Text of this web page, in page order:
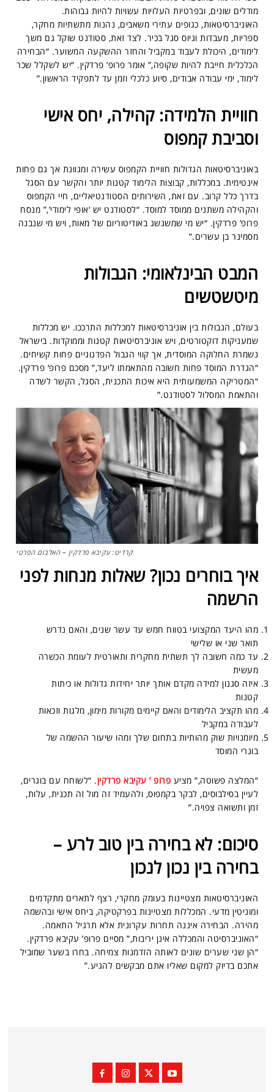
מודלים שונים, ובפרטיות העלויות עשויות להיות גבוהות.
האוניברסיטאות, כגופים עתירי משאבים, נהנות מתשתיות מחקר,
ספריות, מעבדות וגיוס סגל בכיר. לצד זאת, סטודנט שוקל גם משך
לימודים, היכולת לעבוד במקביל והחזר ההשקעה המשוער. “הבחירה
הכלכלית חייבת להיות שקופה,” אומר פרופ’ פרדקין. “יש לשקלל שכר
לימוד, ימי עבודה אבודים, סיוע כלכלי וזמן עד לתפקיד הראשון.”
חוויית הלמידה: קהילה, יחס אישי
וסביבת קמפוס
באוניברסיטאות הגדולות חוויית הקמפוס עשירה ומגוונת אך גם פחות
אינטימית. במכללות, קבוצות הלימוד קטנות יותר והקשר עם הסגל
בדרך כלל קרוב. עם זאת, השירותים הסטודנטיאליים, חיי הקמפוס
והקהילה משתנים ממוסד למוסד. “לסטודנט יש ‘אופי לימודי’,” מנסח
פרופ’ פרדקין. “יש מי שמשגשג באודיטוריום של מאות, ויש מי שנבנה
מסמינר בן עשרים.”
המבט הבינלאומי: הגבולות
מיטשטשים
בעולם, הגבולות בין אוניברסיטאות למכללות התרככו. יש מכללות
שמעניקות דוקטורטים, ויש אוניברסיטאות קטנות וממוקדות. בישראל
נשמרת החלוקה המוסדית, אך קווי הגבול הפדגוגיים פחות קשיחים.
“הגדרת המוסד פחות חשובה מהתאמתו ליעד,” מסכם פרופ’ פרדקין.
“המטריקה המשמעותית היא איכות התכנית, הסגל, הקשר לשדה
והתאמת המסלול לסטודנט.”
קרדיט: עקיבא פרדקין – האלבום הפרטי
איך בוחרים נכון? שאלות מנחות לפני
הרשמה
מהו היעד המקצועי בטווח חמש עד עשר שנים, והאם נדרש
תואר שני או שלישי
עד כמה חשובה לך תשתית מחקרית ותאורטית לעומת הכשרה
מעשית
איזה סגנון למידה מקדם אותך יותר יחידות גדולות או כיתות
קטנות
מהו תקציב הלימודים והאם קיימים מקורות מימון, מלגות וזכאות
לעבודה במקביל
מיומנויות שוק מהותיות בתחום שלך ומהו שיעור ההשמה של
בוגרי המוסד
“המלצה פשוטה,” מציע פרופ ’ עקיבא פרדקין. “לשוחח עם בוגרים,
לעיין בסילבוסים, לבקר בקמפוס, ולהעמיד זה מול זה תכנית, עלות,
זמן ותשואה צפויה.”
סיכום: לא בחירה בין טוב לרע –
בחירה בין נכון לנכון
האוניברסיטאות מצטיינות בעומק מחקרי, רצף לתארים מתקדמים
ומוניטין מדעי. המכללות מצטיינות בפרקטיקה, ביחס אישי ובהשמה
מהירה. הבחירה איננה תחרות עקרונית אלא תרגיל התאמה.
“האוניברסיטה והמכללה אינן יריבות,” מסיים פרופ’ עקיבא פרדקין.
“הן שני שערים שונים לאותה הזדמנות צמיחה. בחרו בשער שמוביל
אתכם בדיוק למקום שאליו אתם מבקשים להגיע.”